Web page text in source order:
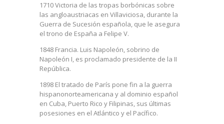
1710 Victoria de las tropas borbónicas sobre
las angloaustriacas en Villaviciosa, durante la
Guerra de Sucesión española, que le asegura
el trono de España a Felipe V.
1848 Francia. Luis Napoleón, sobrino de
Napoleón I, es proclamado presidente de la II
República.
1898 El tratado de París pone fin a la guerra
hispanonorteamericana y al dominio español
en Cuba, Puerto Rico y Filipinas, sus últimas
posesiones en el Atlántico y el Pacífico.